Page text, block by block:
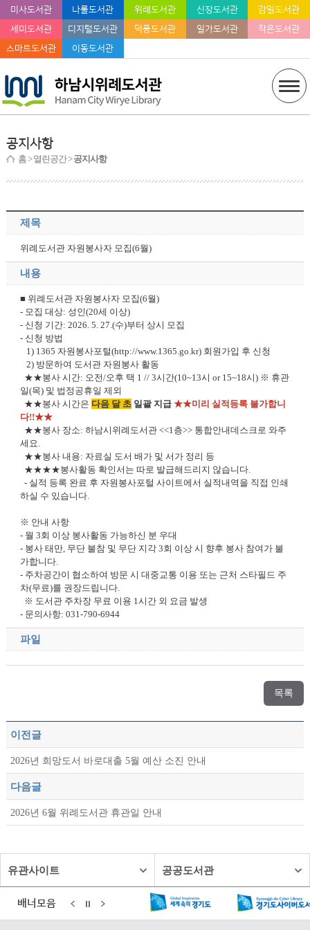
미사도서관 나룰도서관 위례도서관 신장도서관
감일도서관
세미도서관
디지털도서관 덕풍도서관 일가도서관
작은도서관
스마트도서관
이동도서관
공지사항
홈> 열린공간 >공지사항
제목
위례도서관 자원봉사자 모집(6월)
내용
■ 위례도서관 자원봉사자 모집(6월)
- 모집 대상: 성인(20세 이상)
- 신청 기간: 2026. 5. 27.(수)부터 상시 모집
- 신청 방법
1) 1365 자원봉사포털(http://www.1365.go.kr) 회원가입 후 신청
2) 방문하여 도서관 자원봉사 활동
★★봉사 시간: 오전/오후 택 1 // 3시간(10~13시 or 15~18시) ※ 휴관
일(목) 및 법정공휴일 제외
★★봉사 시간은 다음 달 초일괄 지급 ★★미리 실적등록 불가합니
다!!★★
★★봉사 장소: 하남시위례도서관 <<1층>> 통합안내데스크로 와주
세요.
★★봉사 내용: 자료실 도서 배가 및 서가 정리 등
★★★★봉사활동 확인서는 따로 발급해드리지 않습니다.
- 실적 등록 완료 후 자원봉사포털 사이트에서 실적내역을 직접 인쇄
하실 수 있습니다.
※ 안내 사항
- 월 3회 이상 봉사활동 가능하신 분 우대
- 봉사 태만, 무단 불참 및 무단 지각 3회 이상 시 향후 봉사 참여가 불
가합니다.
- 주차공간이 협소하여 방문 시 대중교통 이용 또는 근처 스타필드 주
차(무료)를 권장드립니다.
※ 도서관 주차장 무료 이용 1시간 외 요금 발생
- 문의사항: 031-790-6944
파일
목록
이전글
2026년 희망도서 바로대출 5월 예산 소진 안내
다음글
2026년 6월 위례도서관 휴관일 안내
유관사이트 공공도서관
배너모음